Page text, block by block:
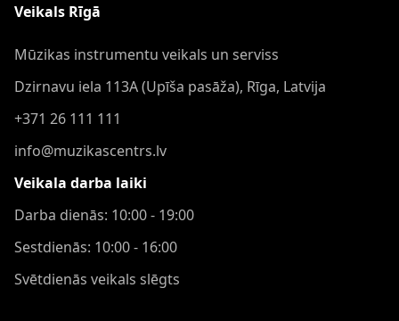
Veikals Rīgā
Mūzikas instrumentu veikals un serviss
Dzirnavu iela 113A (Upīša pasāža), Rīga, Latvija
+371 26 111 111
info@muzikascentrs.lv
Veikala darba laiki
Darba dienās: 10:00 - 19:00
Sestdienās: 10:00 - 16:00
Svētdienās veikals slēgts